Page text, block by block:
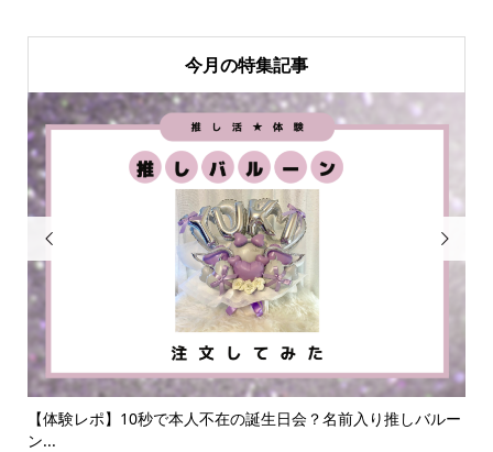
今月の特集記事

【大人ジャニオタ必見】うちわが入る現場用トートバッグ20
選！...
